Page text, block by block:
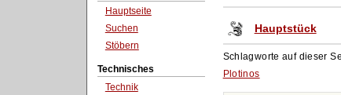
Hauptseite
Suchen
Stöbern
Technisches
Technik
Hauptstück
Schlagworte auf dieser
Plotinos